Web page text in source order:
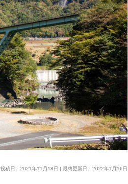
投稿日：2021年11月18日 | 最終更新日：2022年1月16日